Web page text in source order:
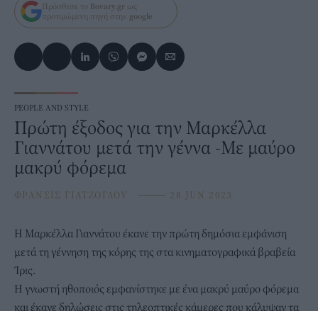
Πρόσθεσε το Bovary.gr ως
προτιμώμενη πηγή στην google
PEOPLE AND STYLE
Πρώτη έξοδος για την Μαρκέλλα
Γιαννάτου μετά την γέννα -Με μαύρο
μακρύ φόρεμα
ΦΡΑΝΣΙΣ ΓΙΑΤΖΟΓΛΟΥ ⸻ 28 JUN 2023
Η Μαρκέλλα Γιαννάτου έκανε την πρώτη δημόσια εμφάνιση
μετά τη γέννηση της κόρης της στα κινηματογραφικά βραβεία
Ίρις.
Η γνωστή ηθοποιός εμφανίστηκε με ένα μακρύ μαύρο φόρεμα
και έκανε δηλώσεις στις τηλεοπτικές κάμερες που κάλυψαν τα